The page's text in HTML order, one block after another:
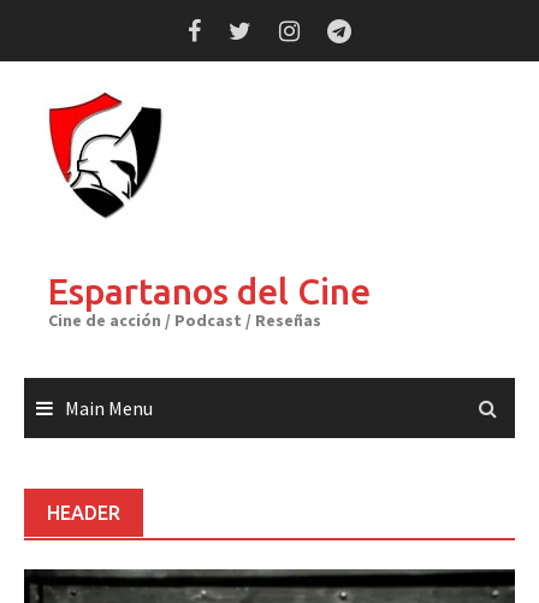
Espartanos del Cine
Cine de acción / Podcast / Reseñas
Main Menu
HEADER